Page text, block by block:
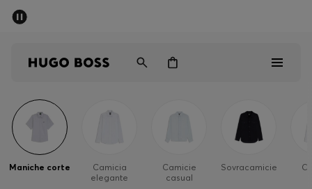
Saldi
Uomo
Maniche corte
Camicia
elegante
Camicie
casual
Sovracamicie